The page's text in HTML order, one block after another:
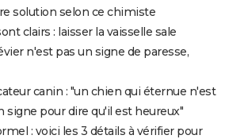
solution selon ce chimiste
clairs : laisser la vaisselle sale
n'est pas un signe de paresse,
canin : "un chien qui éternue n'est
signe pour dire qu'il est heureux"
: voici les 3 détails à vérifier pour